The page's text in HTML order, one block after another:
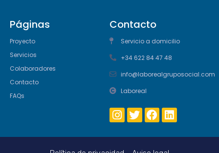
Páginas
Proyecto
Servicios
Colaboradores
Contacto
FAQs
Contacto
Servicio a domicilio
+34 622 84 47 48
info@laborealgruposocial.com
Laboreal